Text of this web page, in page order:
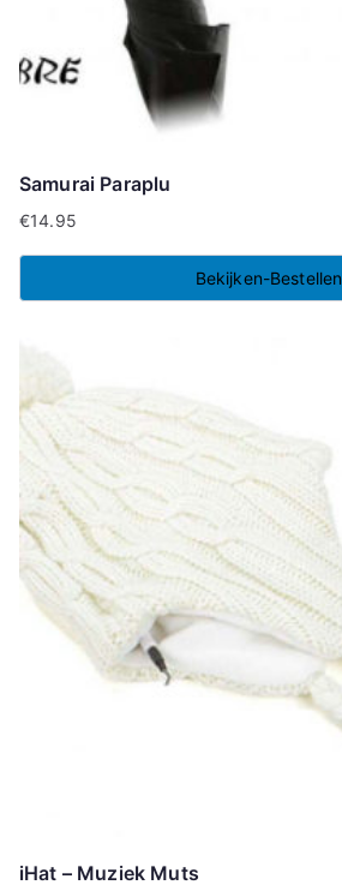
Samurai Paraplu
€14.95
Bekijken-Bestellen
iHat – Muziek Muts